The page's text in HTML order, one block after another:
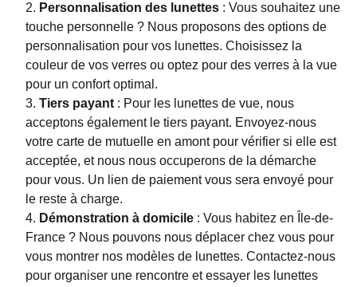
Personnalisation des lunettes : Vous souhaitez une
touche personnelle ? Nous proposons des options de
personnalisation pour vos lunettes. Choisissez la
couleur de vos verres ou optez pour des verres à la vue
pour un confort optimal.
Tiers payant : Pour les lunettes de vue, nous
acceptons également le tiers payant. Envoyez-nous
votre carte de mutuelle en amont pour vérifier si elle est
acceptée, et nous nous occuperons de la démarche
pour vous. Un lien de paiement vous sera envoyé pour
le reste à charge.
Démonstration à domicile : Vous habitez en Île-de-
France ? Nous pouvons nous déplacer chez vous pour
vous montrer nos modèles de lunettes. Contactez-nous
pour organiser une rencontre et essayer les lunettes